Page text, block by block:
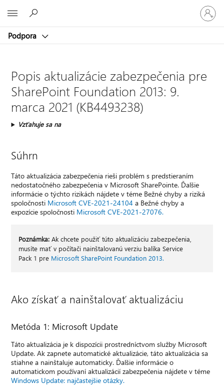
Podpora
Prihláste
sa
k
kontu
Popis aktualizácie zabezpečenia pre
SharePoint Foundation 2013: 9.
marca 2021 (KB4493238)
Vzťahuje sa na
Súhrn
Táto aktualizácia zabezpečenia rieši problém s predstieraním
nedostatočného zabezpečenia v Microsoft SharePointe. Ďalšie
informácie o týchto rizikách nájdete v téme Bežné chyby a riziká
spoločnosti Microsoft CVE-2021-24104 a Bežné chyby a
expozície spoločnosti Microsoft CVE-2021-27076.
Poznámka: Ak chcete použiť túto aktualizáciu zabezpečenia,
musíte mať v počítači nainštalovanú verziu balíka Service
Pack 1 pre Microsoft SharePoint Foundation 2013.
Ako získať a nainštalovať aktualizáciu
Metóda 1: Microsoft Update
Táto aktualizácia je k dispozícii prostredníctvom služby Microsoft
Update. Ak zapnete automatické aktualizácie, táto aktualizácia sa
stiahne a nainštaluje automaticky. Ďalšie informácie o
automatickom používaní aktualizácií zabezpečenia nájdete v téme
Windows Update: najčastejšie otázky.